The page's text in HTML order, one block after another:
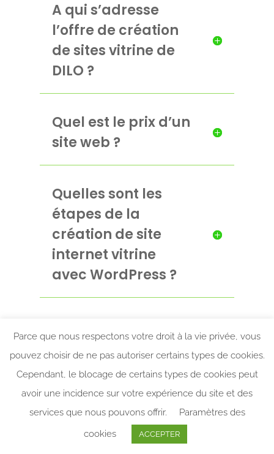
A qui s’adresse
l’offre de création
de sites vitrine de
DILO ?
Quel est le prix d’un
site web ?
Quelles sont les
étapes de la
création de site
internet vitrine
avec WordPress ?
Qu’est ce que
WordPress ?
Comment se
Parce que nous respectons votre droit à la vie privée, vous
pouvez choisir de ne pas autoriser certains types de cookies.
Cependant, le blocage de certains types de cookies peut
avoir une incidence sur votre expérience du site et des
services que nous pouvons offrir.
Paramètres des
cookies
ACCEPTER